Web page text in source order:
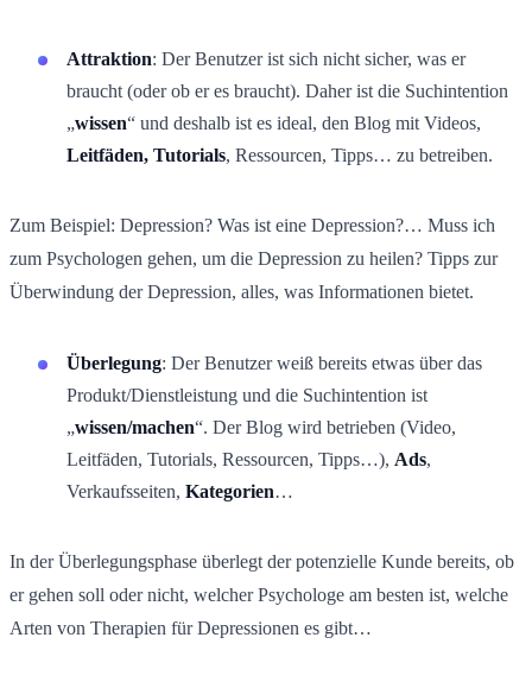
Attraktion: Der Benutzer ist sich nicht sicher, was er
braucht (oder ob er es braucht). Daher ist die Suchintention
„wissen“ und deshalb ist es ideal, den Blog mit Videos,
Leitfäden, Tutorials, Ressourcen, Tipps… zu betreiben.
Zum Beispiel: Depression? Was ist eine Depression?… Muss ich
zum Psychologen gehen, um die Depression zu heilen? Tipps zur
Überwindung der Depression, alles, was Informationen bietet.
Überlegung: Der Benutzer weiß bereits etwas über das
Produkt/Dienstleistung und die Suchintention ist
„wissen/machen“. Der Blog wird betrieben (Video,
Leitfäden, Tutorials, Ressourcen, Tipps…), Ads,
Verkaufsseiten, Kategorien…
In der Überlegungsphase überlegt der potenzielle Kunde bereits, ob
er gehen soll oder nicht, welcher Psychologe am besten ist, welche
Arten von Therapien für Depressionen es gibt…